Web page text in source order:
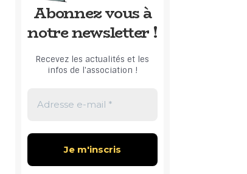
Abonnez vous à
notre newsletter !
Recevez les actualités et les
infos de l'association !